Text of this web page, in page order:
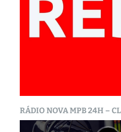
RÁDIO NOVA MPB 24H –